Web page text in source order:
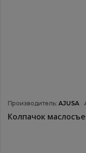
Производитель: AJUSA
Колпачок